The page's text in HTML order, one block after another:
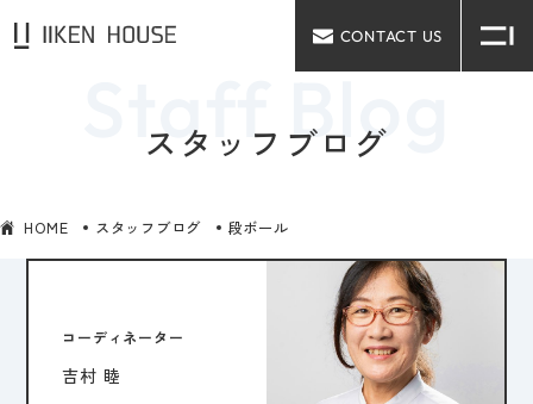
CONTACT US
スタッフブログ
HOME スタッフブログ 段ボール
コーディネーター
吉村 睦